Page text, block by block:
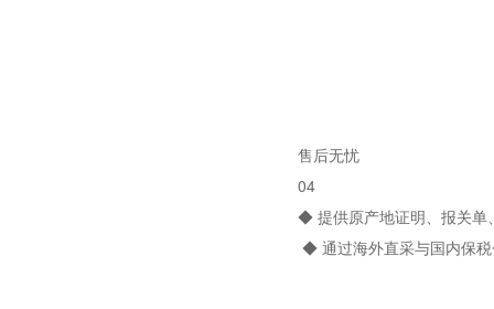
售后无忧
04
◆ 提供原产地证明、报关单
◆ 通过海外直采与国内保